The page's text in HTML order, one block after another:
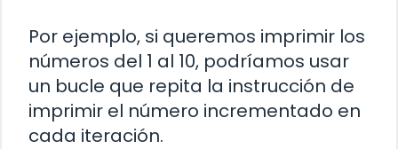
Por ejemplo, si queremos imprimir los
números del 1 al 10, podríamos usar
un bucle que repita la instrucción de
imprimir el número incrementado en
cada iteración.